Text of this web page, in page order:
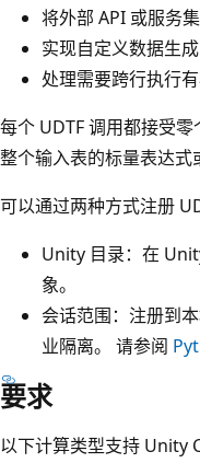
将外部 API 或服务
实现自定义数据生
处理需要跨行执行
每个 UDTF 调用都接受
整个输入表的标量表达式
可以通过两种方式注册
Unity 目录：在
象。
会话范围：注册到
业隔离。 请参阅
要求
以下计算类型支持 Unity